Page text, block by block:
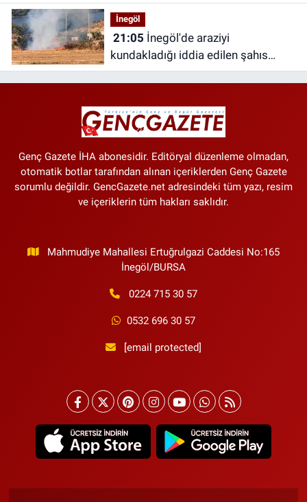
İnegöl
21:05
kundakladığı iddia edilen şahıs
yakalandı
Genç Gazete İHA abonesidir. Editöryal düzenleme olmadan,
otomatik botlar tarafından alınan içeriklerden Genç Gazete
sorumlu değildir. GencGazete.net adresindeki tüm yazı, resim
ve içeriklerin tüm hakları saklıdır.
Mahmudiye Mahallesi Ertuğrulgazi Caddesi No:165
İnegöl/BURSA
0224 715 30 57
0532 696 30 57
[email protected]